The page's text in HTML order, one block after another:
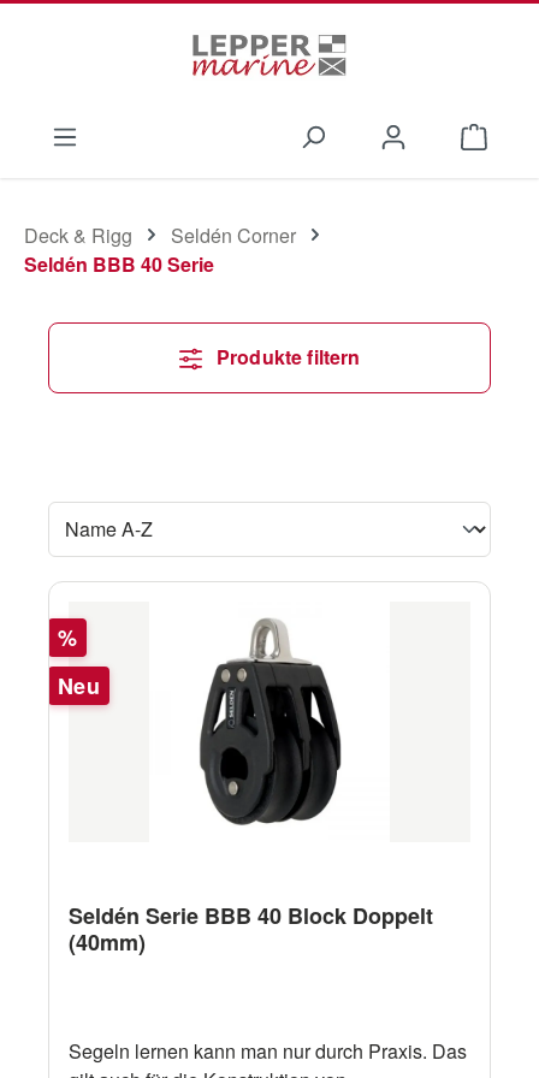
Deck & Rigg
Seldén Corner
Seldén BBB 40 Serie
Produkte filtern
Rabatt
%
Neu
Seldén Serie BBB 40 Block Doppelt
(40mm)
Segeln lernen kann man nur durch Praxis. Das